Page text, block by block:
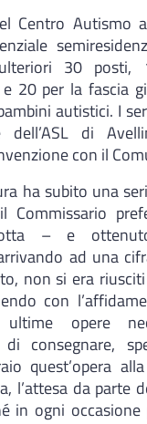
Centro Autismo
ulteriori 30
e 20 per la fascia
autistici. I
di
con il
ha subito una
Commissario
– e
ad una
non si era
con
ultime opere
di consegnare,
quest’opera
l’attesa da parte
in ogni